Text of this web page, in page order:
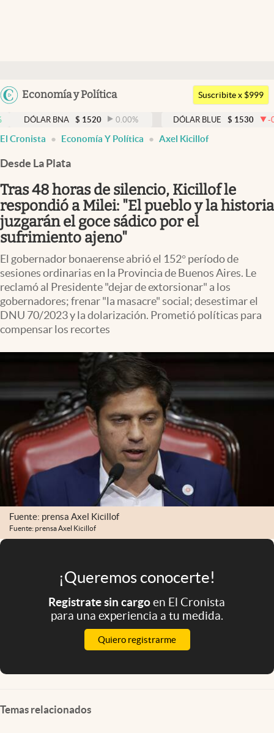
Argentina
Uruguay
Economía y Política
Members
Economía y Política
Finanzas y Mercados
Mercados Online
Negocios
Columnistas
Otras secciones
Apertura
Infotechnology
Clase
Clima
Mundial 2026
El Cronista Studio
Mediakit
abre en nueva pestaña
Argentina
Suscribite x $999
BNA $ 1520 0.00% DÓLAR BLUE $ 1530 -0.65%
El Cronista Economía Y Política Axel Kicillof
Desde La Plata
Tras 48 horas de silencio, Kicillof le
respondió a Milei: "El pueblo y la historia
juzgarán el goce sádico por el
sufrimiento ajeno"
El gobernador bonaerense abrió el 152° período de
sesiones ordinarias en la Provincia de Buenos Aires. Le
reclamó al Presidente "dejar de extorsionar" a los
gobernadores; frenar "la masacre" social; desestimar el
DNU 70/2023 y la dolarización. Prometió políticas para
compensar los recortes
Fuente: prensa Axel Kicillof
Fuente: prensa Axel Kicillof
¡Queremos conocerte!
Registrate sin cargoen El Cronista
para una experiencia a tu medida.
Quiero registrarme
Temas relacionados